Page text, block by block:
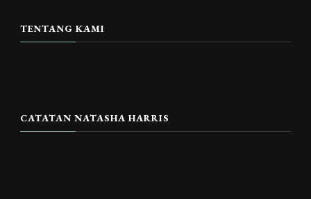
TENTANG KAMI
CATATAN NATASHA HARRIS